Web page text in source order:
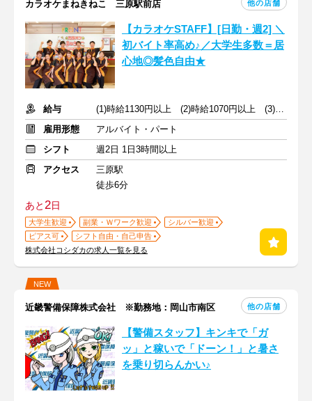
カラオケまねきねこ 三原駅前店 他の店舗
【カラオケSTAFF】[日勤・週2] ＼
初バイト率高め♪／大学生多数＝居
心地◎髪色自由★
給与
(1)時給1130円以上 (2)時給1070円以上 (3)時給1080円以上
雇用形態
アルバイト・パート
シフト
週2日 1日3時間以上
アクセス
三原駅
徒歩6分
あと2日
大学生歓迎 副業・Ｗワーク歓迎
シルバー歓迎
ピアス可
シフト自由・自己申告
株式会社コシダカの求人一覧を見る
NEW
近畿警備保障株式会社 ※勤務地：岡山市南区 他の店舗
【警備スタッフ】キンキで「ガ
ッ」と稼いで「ドーン！」と暑さ
を乗り切らんかい♪